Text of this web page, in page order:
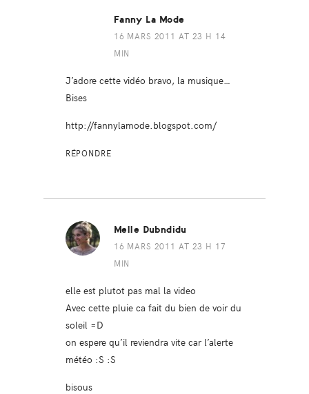
Fanny La Mode
16 MARS 2011 AT 23 H 14
MIN
J’adore cette vidéo bravo, la musique…
Bises
http://fannylamode.blogspot.com/
RÉPONDRE
Melle Dubndidu
16 MARS 2011 AT 23 H 17
MIN
elle est plutot pas mal la video
Avec cette pluie ca fait du bien de voir du
soleil =D
on espere qu’il reviendra vite car l’alerte
météo :S :S
bisous